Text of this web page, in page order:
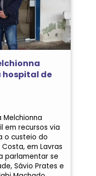
hospital de
em recursos via
o custeio do
em Lavras
parlamentar se
Sávio Prates e